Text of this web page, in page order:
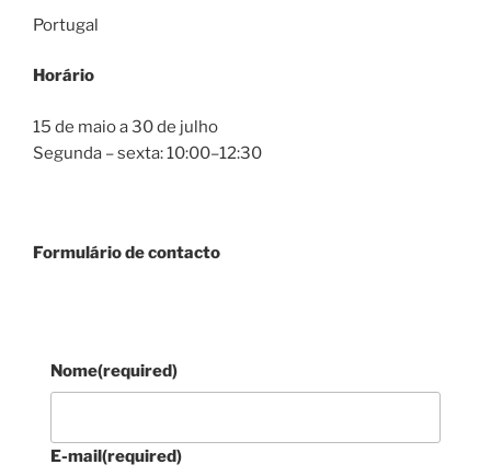
Portugal
Horário
15 de maio a 30 de julho
Segunda – sexta: 10:00–12:30
Formulário de contacto
Nome(required)
E-mail(required)